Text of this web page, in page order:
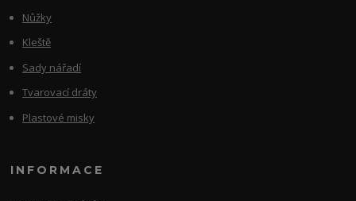
Nůžky
Kleště
Sady nářadí
Tvarovací dráty
Plastové misky
INFORMACE